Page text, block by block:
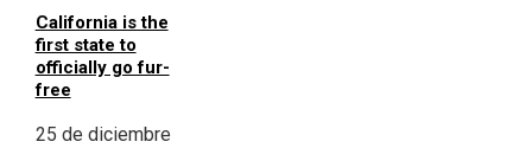
California is the
first state to
officially go fur-
free
25 de diciembre